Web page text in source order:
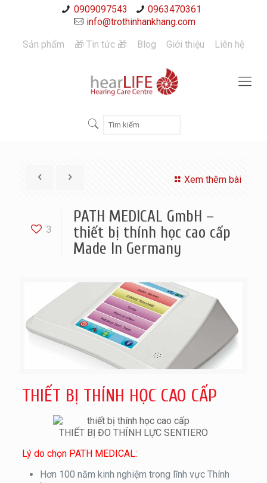
0909097543
0963470361
info@trothinhankhang.com
Sản phẩm
🎁 Tin tức 🎁 Blog Giới thiệu Liên hệ
Xem thêm bài
3
PATH MEDICAL GmbH –
thiết bị thính học cao cấp
Made In Germany
THIẾT BỊ THÍNH HỌC CAO CẤP
THIẾT BỊ ĐO THÍNH LỰC SENTIERO
Lý do chọn PATH MEDICAL:
Hơn 100 năm kinh nghiệm trong lĩnh vực Thính